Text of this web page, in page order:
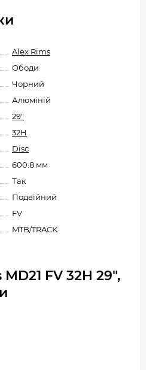
Alex Rims
Ободи
Чорний
Алюміній
29"
32H
Disc
600.8 мм
Так
Подвійний
FV
MTB/TRACK
FV 32H 29",